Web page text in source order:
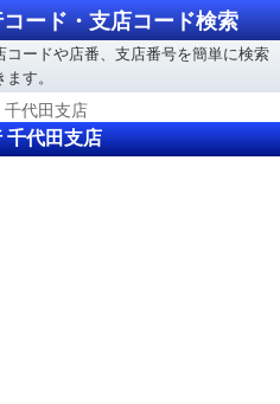
ード・支店コード検索
ードや店番、支店番号を簡単に検索
ます。
千代田支店
千代田支店